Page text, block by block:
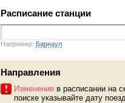
Расписание станции
Например: Барнаул
Направления
Изменения в расписании на
поиске указывайте дату